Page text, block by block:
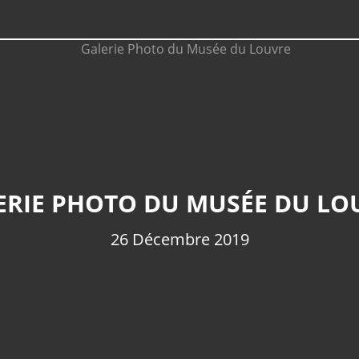
PHOTO DU MUSÉE DU
26 Décembre 2019